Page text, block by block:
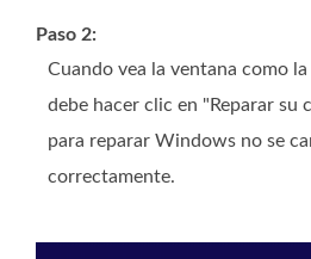
Paso 2:
Cuando vea la ventana como
debe hacer clic en "Reparar su
para reparar Windows no se
correctamente.